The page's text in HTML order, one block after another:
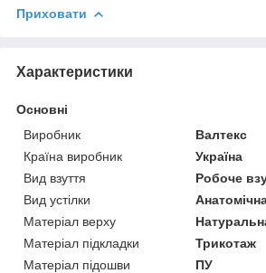
Приховати
Характеристики
Основні
Виробник
Валтекс
Країна виробник
Україна
Вид взуття
Робоче
Вид устілки
Матеріал верху
Матеріал підкладки
Трикотаж
Матеріал підошви
ПУ